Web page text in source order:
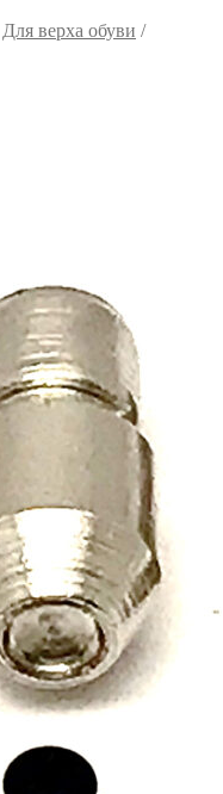
Для верха обуви /